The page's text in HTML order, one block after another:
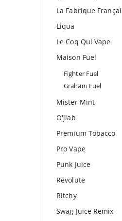
La Fabrique
Liqua
Le Coq Qui Vape
Maison Fuel
Fighter Fuel
Graham Fuel
Mister Mint
O'jlab
Premium Tobacco
Pro Vape
Punk Juice
Revolute
Ritchy
Swag Juice Remix